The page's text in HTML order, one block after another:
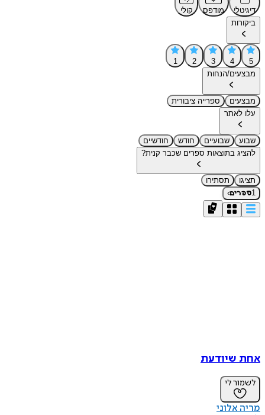
דיגיטלי מודפס
קולי
ביקורות
5
4
3
2
1
מבצעים/הנחות
מבצעים
ספרייה ציבורית
עלו לאתר
שבוע שבועיים חודש
חודשיים
להציג בתוצאות ספרים שכבר קנית?
תציגו
תסתירו
1ספרים›
אחת שיודעת
לשמור לי
מריה אלוני